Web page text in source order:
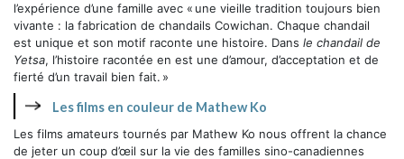
l’expérience d’une famille avec « une vieille tradition toujours bien
vivante : la fabrication de chandails Cowichan. Chaque chandail
est unique et son motif raconte une histoire. Dans le chandail de
Yetsa, l’histoire racontée en est une d’amour, d’acceptation et de
fierté d’un travail bien fait. »
Les films en couleur de Mathew Ko
Les films amateurs tournés par Mathew Ko nous offrent la chance
de jeter un coup d’œil sur la vie des familles sino-canadiennes